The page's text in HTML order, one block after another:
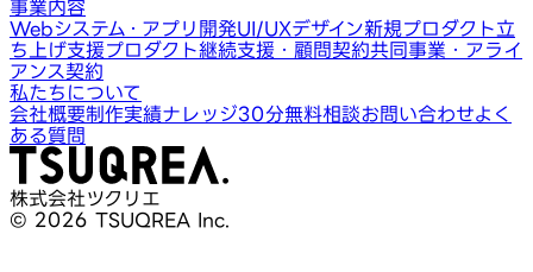
事業内容
Webシステム・アプリ開発UI/UXデザイン新規プロダクト立
ち上げ支援プロダクト継続支援・顧問契約共同事業・アライ
アンス契約
私たちについて
会社概要制作実績ナレッジ30分無料相談お問い合わせよく
ある質問
株式会社ツクリエ
© 2026 TSUQREA Inc.